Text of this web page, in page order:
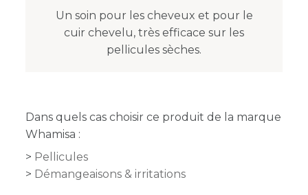
Un soin pour les cheveux et pour le
cuir chevelu, très efficace sur les
pellicules sèches.
Dans quels cas choisir ce produit de la marque
Whamisa :
Pellicules
Démangeaisons & irritations